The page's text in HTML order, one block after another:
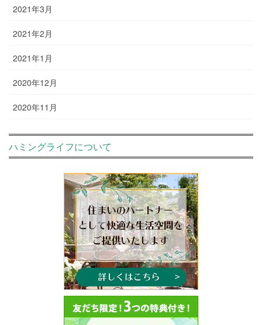
2021年3月
2021年2月
2021年1月
2020年12月
2020年11月
ハミングライフについて